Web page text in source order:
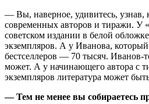
— Вы, наверное, удивитесь, узнав,
современных авторов и тиражи. У
советском издании в белой
экземпляров. А у Иванова, который
бестселлеров — 70 тысяч. Иванов-
может. А у начинающего автора с
экземпляров литература может
— Тем не менее вы собираетесь